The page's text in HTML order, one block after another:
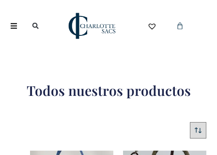
Todos nuestros productos